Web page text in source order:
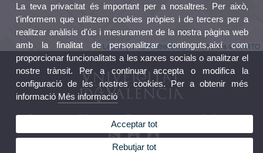
Leaflet|©OpenStreetMapcontributors ©CARTO
Doctorat en Tècniques Experimentals en Química
La teva privacitat és important per a nosaltres. Per això,
t'informem que utilitzem cookies pròpies i de tercers per a
realitzar anàlisis d'ús i mesurament de la nostra pàgina web
amb la finalitat de personalitzar continguts,així com
proporcionar funcionalitats a les xarxes socials o analitzar el
nostre trànsit. Per a continuar accepta o modifica la
configuració de les nostres cookies. Per a obtenir més
informació Més informació
Acceptar tot
Rebutjar tot